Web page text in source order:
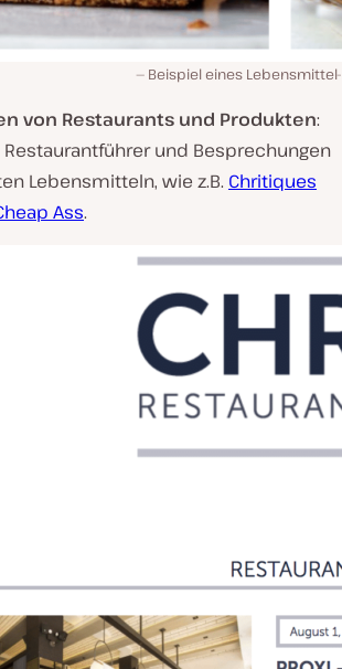
Beispiel eines
von Restaurants und Produkten:
und Besprechungen
Lebensmitteln, wie z.B. Chritiques
Ass.